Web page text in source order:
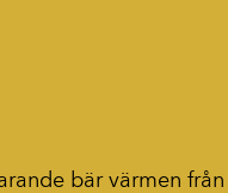
bär värmen från